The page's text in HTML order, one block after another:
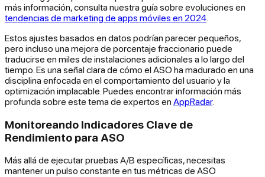
más información, consulta nuestra guía sobre evoluciones en
tendencias de marketing de apps móviles en 2024
Estos ajustes basados en datos podrían parecer pequeños,
pero incluso una mejora de porcentaje fraccionario puede
traducirse en miles de instalaciones adicionales a lo largo del
tiempo. Es una señal clara de cómo el ASO ha madurado en una
disciplina enfocada en el comportamiento del usuario y la
optimización implacable. Puedes encontrar información más
profunda sobre este tema de expertos en AppRadar.
Monitoreando Indicadores Clave de
Rendimiento para ASO
Más allá de ejecutar pruebas A/B específicas, necesitas
mantener un pulso constante en tus métricas de ASO